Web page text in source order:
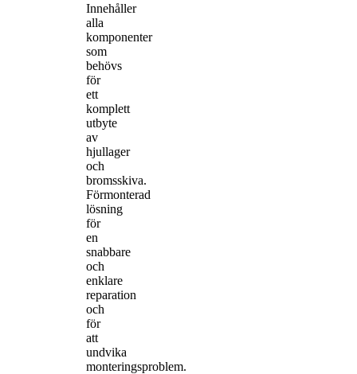
Innehåller
alla
komponenter
som
behövs
för
ett
komplett
utbyte
av
hjullager
och
bromsskiva.
Förmonterad
lösning
för
en
snabbare
och
enklare
reparation
och
för
att
undvika
monteringsproblem.